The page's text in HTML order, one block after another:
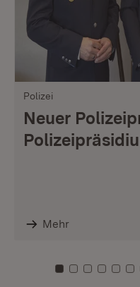
Polizei
Neuer
Mehr
Zu Kachel: 0
Zu Kachel:
ZuZuZu